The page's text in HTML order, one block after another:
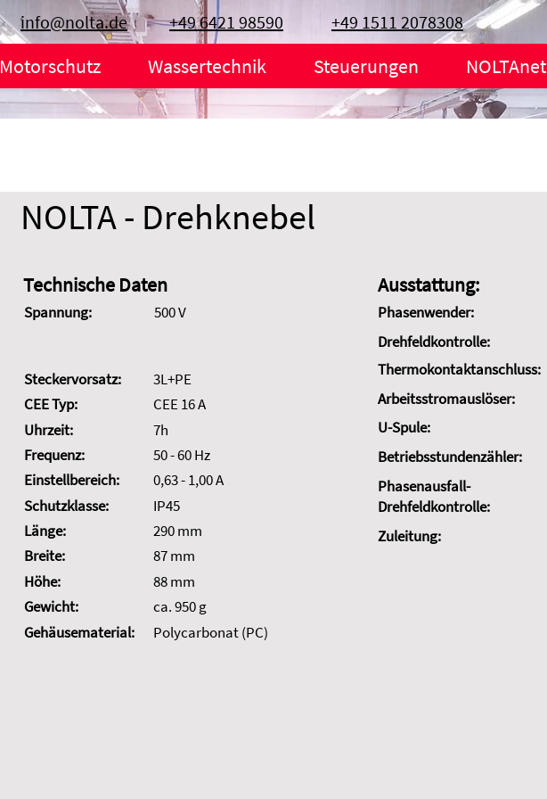
Motorschutz Wassertechnik Steuerungen NOLTAnet
info@nolta.de +49 6421 98590 +49 1511 2078308
NOLTA - Drehknebel
Technische Daten
Spannung:
Steckervorsatz:
CEE Typ:
Uhrzeit:
Frequenz:
Einstellbereich:
Schutzklasse:
Länge:
Breite:
Höhe:
Gewicht:
Gehäusematerial:
500 V
3L+PE
CEE 16 A
7h
50 - 60 Hz
0,63 - 1,00 A
IP45
290 mm
87 mm
88 mm
ca. 950 g
Polycarbonat (PC)
Ausstattung:
Phasenwender:
Drehfeldkontrolle:
Thermokontaktanschluss:
Arbeitsstromauslöser:
U-Spule:
Betriebsstundenzähler:
Phasenausfall-
Drehfeldkontrolle:
Zuleitung: